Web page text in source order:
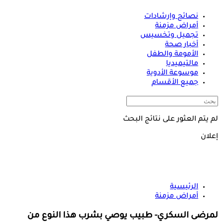
نصائح وإرشادات
أمراض مزمنة
تجميل وتخسيس
أخبار صحة
الأمومة والطفل
مالتيميديا
موسوعة الأدوية
جميع الأقسام
لم يتم العثور على نتائج البحث
إعلان
الرئيسية
أمراض مزمنة
لمرضى السكري- طبيب يوصي بشرب هذا النوع من